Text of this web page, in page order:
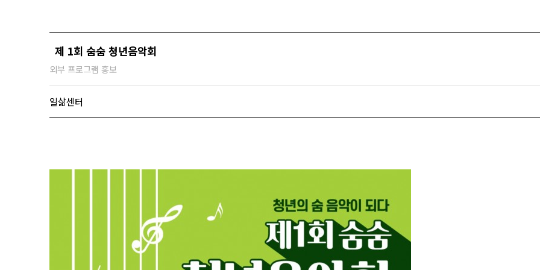
제 1회 숨숨 청년음악회
외부 프로그램 홍보
일삶센터